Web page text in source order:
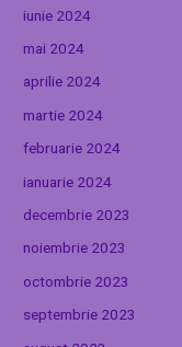
iunie 2024
mai 2024
aprilie 2024
martie 2024
februarie 2024
ianuarie 2024
decembrie 2023
noiembrie 2023
octombrie 2023
septembrie 2023